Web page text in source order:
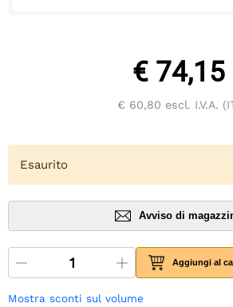
€ 74,15
€ 60,80 escl. I.V.A.
Esaurito
Avviso di
Aggiungi al
Mostra sconti sul volume